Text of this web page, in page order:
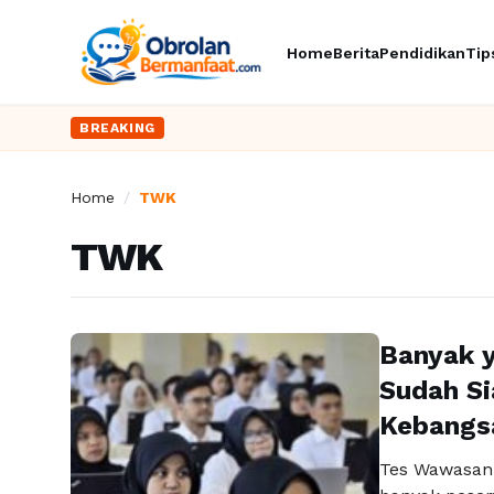
HomeBeritaPendidikan
BREAKING
Home / TWK
TWK
Banyak
Sudah
Tes